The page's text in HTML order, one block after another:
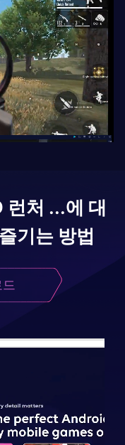
런처 ...에 대
기는 방법